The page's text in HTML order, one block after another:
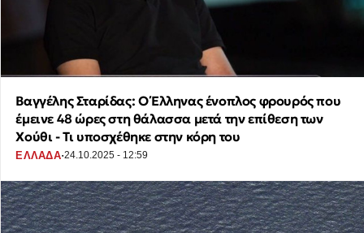
Βαγγέλης Σταρίδας: Ο Έλληνας ένοπλος φρουρός που
έμεινε 48 ώρες στη θάλασσα μετά την επίθεση των
Χούθι - Τι υποσχέθηκε στην κόρη του
ΕΛΛΑΔΑ·24.10.2025 - 12:59